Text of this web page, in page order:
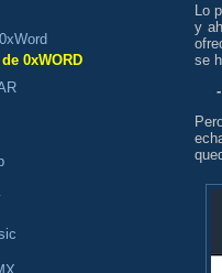
0xWORD
Lo
y
se